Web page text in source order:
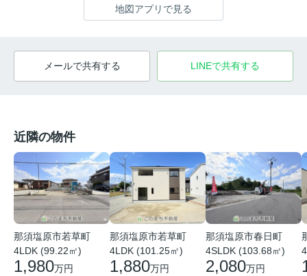
地図アプリで見る
メールで共有する LINEで共有する
近隣の物件
那須塩原市若草町
4LDK (99.22㎡)
1,980万円
那須塩原市若草町
4LDK (101.25㎡)
1,880万円
那須塩原市春日町
4SLDK (103.68㎡)
2,080万円